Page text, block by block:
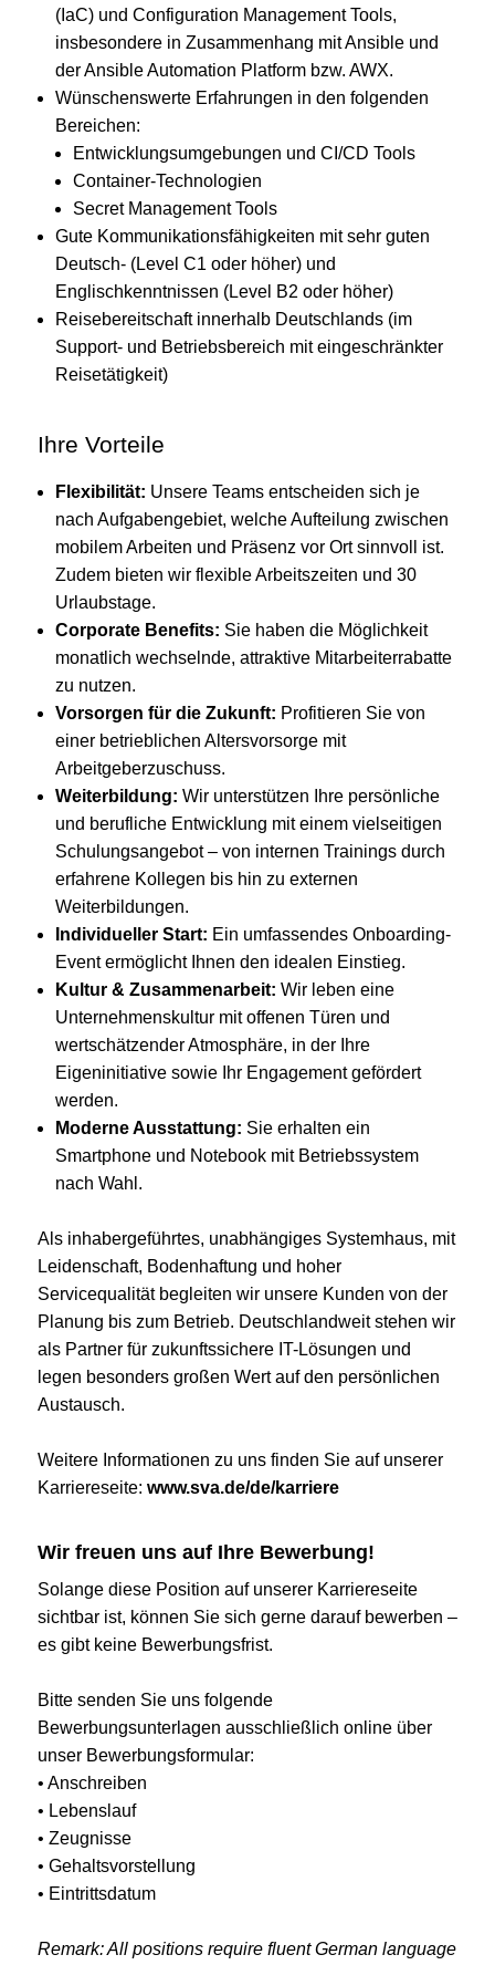
(IaC) und Configuration Management Tools,
insbesondere in Zusammenhang mit Ansible und
der Ansible Automation Platform bzw. AWX.
Wünschenswerte Erfahrungen in den folgenden
Bereichen:
Entwicklungsumgebungen und CI/CD Tools
Container-Technologien
Secret Management Tools
Gute Kommunikationsfähigkeiten mit sehr guten
Deutsch- (Level C1 oder höher) und
Englischkenntnissen (Level B2 oder höher)
Reisebereitschaft innerhalb Deutschlands (im
Support- und Betriebsbereich mit eingeschränkter
Reisetätigkeit)
Ihre Vorteile
Flexibilität: Unsere Teams entscheiden sich je
nach Aufgabengebiet, welche Aufteilung zwischen
mobilem Arbeiten und Präsenz vor Ort sinnvoll ist.
Zudem bieten wir flexible Arbeitszeiten und 30
Urlaubstage.
Corporate Benefits: Sie haben die Möglichkeit
monatlich wechselnde, attraktive Mitarbeiterrabatte
zu nutzen.
Vorsorgen für die Zukunft: Profitieren Sie von
einer betrieblichen Altersvorsorge mit
Arbeitgeberzuschuss.
Weiterbildung: Wir unterstützen Ihre persönliche
und berufliche Entwicklung mit einem vielseitigen
Schulungsangebot – von internen Trainings durch
erfahrene Kollegen bis hin zu externen
Weiterbildungen.
Individueller Start: Ein umfassendes Onboarding-
Event ermöglicht Ihnen den idealen Einstieg.
Kultur & Zusammenarbeit: Wir leben eine
Unternehmenskultur mit offenen Türen und
wertschätzender Atmosphäre, in der Ihre
Eigeninitiative sowie Ihr Engagement gefördert
werden.
Moderne Ausstattung: Sie erhalten ein
Smartphone und Notebook mit Betriebssystem
nach Wahl.
Als inhabergeführtes, unabhängiges Systemhaus, mit
Leidenschaft, Bodenhaftung und hoher
Servicequalität begleiten wir unsere Kunden von der
Planung bis zum Betrieb. Deutschlandweit stehen wir
als Partner für zukunftssichere IT-Lösungen und
legen besonders großen Wert auf den persönlichen
Austausch.
Weitere Informationen zu uns finden Sie auf unserer
Karriereseite: www.sva.de/de/karriere
Wir freuen uns auf Ihre Bewerbung!
Solange diese Position auf unserer Karriereseite
sichtbar ist, können Sie sich gerne darauf bewerben –
es gibt keine Bewerbungsfrist.
Bitte senden Sie uns folgende
Bewerbungsunterlagen ausschließlich online über
unser Bewerbungsformular:
• Anschreiben
• Lebenslauf
• Zeugnisse
• Gehaltsvorstellung
• Eintrittsdatum
Remark: All positions require fluent German language